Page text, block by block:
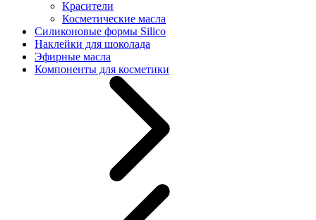
Красители
Косметические масла
Силиконовые формы Silico
Наклейки для шоколада
Эфирные масла
Компоненты для косметики